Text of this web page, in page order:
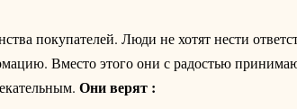
покупателей. Люди не хотят нести
Вместо этого они с радостью
Они верят :